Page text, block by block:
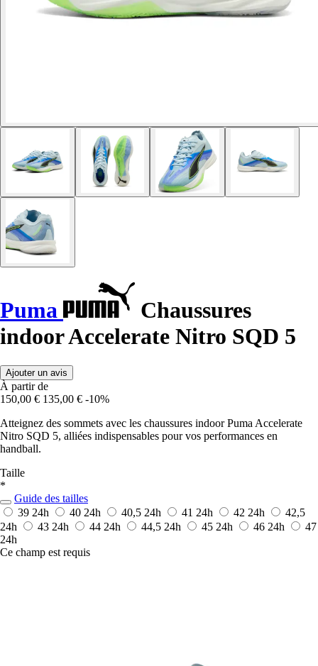
Puma
Chaussures
indoor Accelerate Nitro SQD 5
Ajouter un avis
À partir de
150,00 € 135,00 € -10%
Atteignez des sommets avec les chaussures indoor Puma Accelerate
Nitro SQD 5, alliées indispensables pour vos performances en
handball.
Taille
*
Guide des tailles
39 24h 40 24h 40,5 24h 41 24h 42 24h
42,5
24h
43 24h 44 24h 44,5 24h 45 24h 46 24h
47
24h
Ce champ est requis